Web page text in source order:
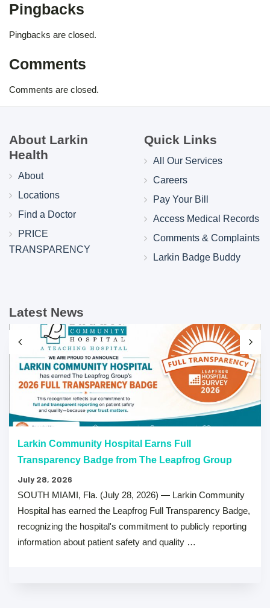
Pingbacks
Pingbacks are closed.
Comments
Comments are closed.
About Larkin
Health
About
Locations
Find a Doctor
PRICE
TRANSPARENCY
Quick Links
All Our Services
Careers
Pay Your Bill
Access Medical Records
Comments & Complaints
Larkin Badge Buddy
Latest News
Larkin Community Hospital Earns Full
Transparency Badge from The Leapfrog Group
July 28, 2026
SOUTH MIAMI, Fla. (July 28, 2026) — Larkin Community
Hospital has earned the Leapfrog Full Transparency Badge,
recognizing the hospital's commitment to publicly reporting
information about patient safety and quality …